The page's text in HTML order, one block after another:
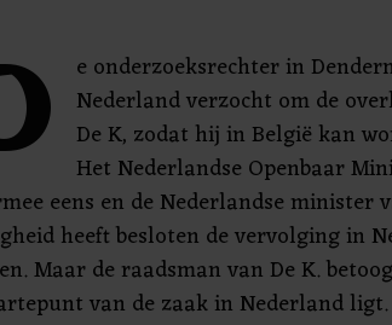
e onderzoeksrechter in
Nederland verzocht om de
De K, zodat hij in België kan
Het Nederlandse Openbaar
eens en de Nederlandse minister
heeft besloten de vervolging in
Maar de raadsman van De K.
van de zaak in Nederland ligt.